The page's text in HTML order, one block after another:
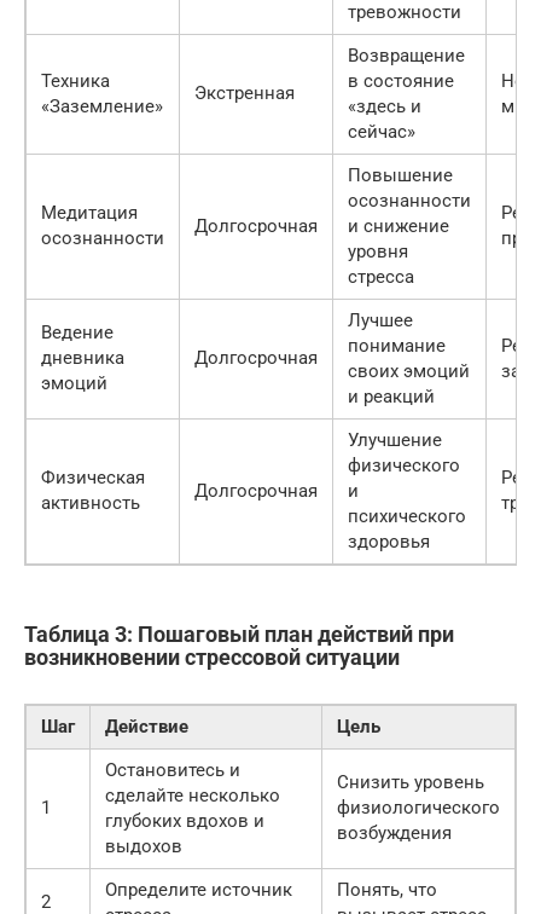
тревожности
Техника
«Заземление»
Экстренная
Возвращение
в состояние
«здесь и
сейчас»
Медитация
осознанности
Долгосрочная
Повышение
осознанности
и снижение
уровня
стресса
Ведение
дневника
эмоций
Долгосрочная
Лучшее
понимание
своих эмоций
и реакций
Физическая
активность
Долгосрочная
Улучшение
физического
и
психического
здоровья
Таблица 3: Пошаговый план действий при
возникновении стрессовой ситуации
Шаг Действие Цель
1
Остановитесь и
сделайте несколько
глубоких вдохов и
выдохов
Снизить уровень
физиологического
возбуждения
2
Определите источник
Понять, что